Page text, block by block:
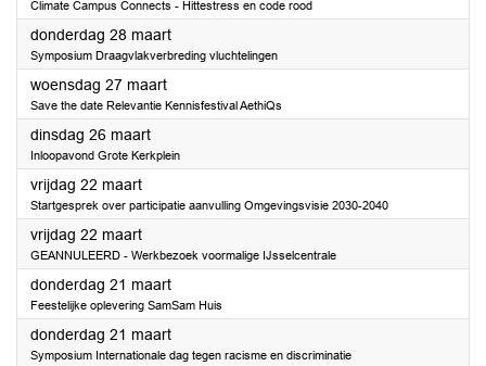
Climate Campus Connects - Hittestress en code rood
donderdag 28 maart2024
Symposium Draagvlakverbreding vluchtelingen
woensdag 27 maart2024
Save the date Relevantie Kennisfestival AethiQs
dinsdag 26 maart2024
Inloopavond Grote Kerkplein
vrijdag 22 maart2024
Startgesprek over participatie aanvulling Omgevingsvisie 2030-2040
vrijdag 22 maart2024
GEANNULEERD - Werkbezoek voormalige IJsselcentrale
donderdag 21 maart2024
Feestelijke oplevering SamSam Huis
donderdag 21 maart2024
Symposium Internationale dag tegen racisme en discriminatie